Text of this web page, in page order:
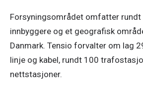
Forsyningsområdet omfatter rundt
innbyggere og et geografisk
Danmark. Tensio forvalter om lag
linje og kabel, rundt 100
nettstasjoner.